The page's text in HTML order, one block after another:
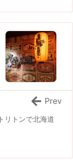
リトンで北海道
Prev